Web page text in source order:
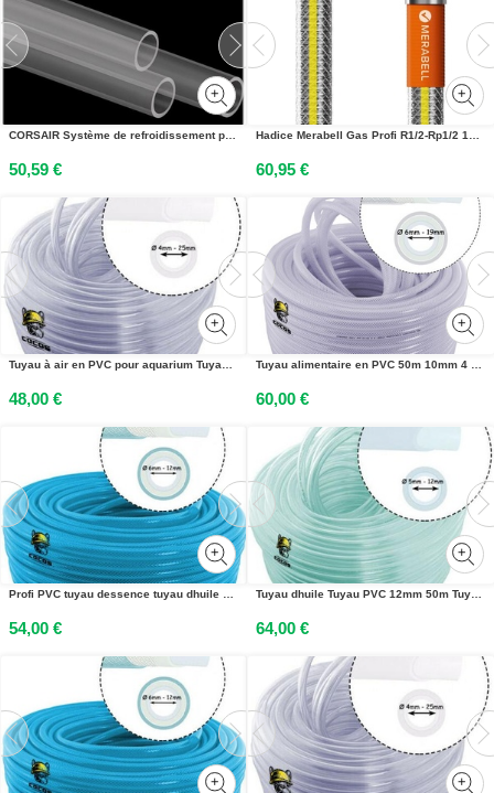
CORSAIR Système de refroidissement pour ordinateur
50,59 €
Hadice Merabell Gas Profi R1/2-Rp1/2 100 cm
60,95 €
Tuyau à air en PVC pour aquarium Tuyau à eau 20m 25mm transparent alimentaire
48,00 €
Tuyau alimentaire en PVC 50m 10mm 4 couches Tuyau deau Tuyau dair Tuyau technique
60,00 €
Profi PVC tuyau dessence tuyau dhuile 8mm 50m 4-couches tuyau de carburant tuyau deau
54,00 €
Tuyau dhuile Tuyau PVC 12mm 50m Tuyau dessence Tuyau de carburant Tuyau deau Tuyau dair
64,00 €